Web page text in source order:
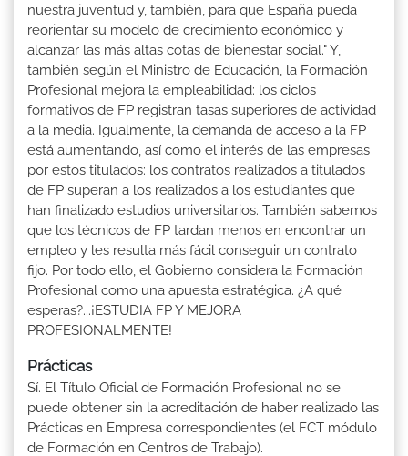
nuestra juventud y, también, para que España pueda
reorientar su modelo de crecimiento económico y
alcanzar las más altas cotas de bienestar social." Y,
también según el Ministro de Educación, la Formación
Profesional mejora la empleabilidad: los ciclos
formativos de FP registran tasas superiores de actividad
a la media. Igualmente, la demanda de acceso a la FP
está aumentando, así como el interés de las empresas
por estos titulados: los contratos realizados a titulados
de FP superan a los realizados a los estudiantes que
han finalizado estudios universitarios. También sabemos
que los técnicos de FP tardan menos en encontrar un
empleo y les resulta más fácil conseguir un contrato
fijo. Por todo ello, el Gobierno considera la Formación
Profesional como una apuesta estratégica. ¿A qué
esperas?...¡ESTUDIA FP Y MEJORA
PROFESIONALMENTE!
Prácticas
Sí. El Título Oficial de Formación Profesional no se
puede obtener sin la acreditación de haber realizado las
Prácticas en Empresa correspondientes (el FCT módulo
de Formación en Centros de Trabajo).